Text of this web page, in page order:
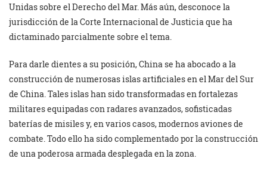
Unidas sobre el Derecho del Mar. Más aún, desconoce la
jurisdicción de la Corte Internacional de Justicia que ha
dictaminado parcialmente sobre el tema.
Para darle dientes a su posición, China se ha abocado a la
construcción de numerosas islas artificiales en el Mar del Sur
de China. Tales islas han sido transformadas en fortalezas
militares equipadas con radares avanzados, sofisticadas
baterías de misiles y, en varios casos, modernos aviones de
combate. Todo ello ha sido complementado por la construcción
de una poderosa armada desplegada en la zona.